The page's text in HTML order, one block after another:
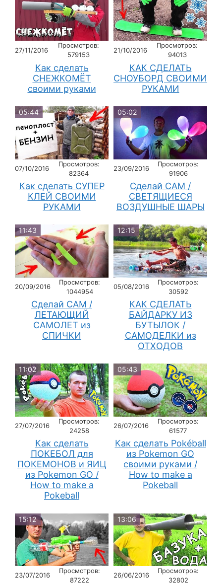
27/11/2016
Просмотров:
579153
Как сделать
СНЕЖКОМЁТ
своими руками
21/10/2016
Просмотров:
94013
КАК СДЕЛАТЬ
СНОУБОРД СВОИМИ
РУКАМИ
05:44
07/10/2016
Просмотров:
82364
Как сделать СУПЕР
КЛЕЙ СВОИМИ
РУКАМИ
05:02
23/09/2016
Просмотров:
91906
Сделай САМ /
СВЕТЯЩИЕСЯ
ВОЗДУШНЫЕ ШАРЫ
11:43
20/09/2016
Просмотров:
1044954
Сделай САМ /
ЛЕТАЮЩИЙ
САМОЛЕТ из
СПИЧКИ
12:15
05/08/2016
Просмотров:
30592
КАК СДЕЛАТЬ
БАЙДАРКУ ИЗ
БУТЫЛОК /
САМОДЕЛКИ из
ОТХОДОВ
11:02
27/07/2016
Просмотров:
24258
Как сделать
ПОКЕБОЛ для
ПОКЕМОНОВ и ЯИЦ
из Pokemon GO /
How to make a
Pokeball
05:43
26/07/2016
Просмотров:
61577
Как сделать Pokéball
из Pokemon GO
своими руками /
How to make a
Pokeball
15:12
23/07/2016
Просмотров:
87222
13:06
26/06/2016
Просмотров:
32802